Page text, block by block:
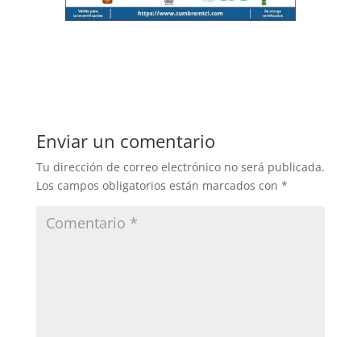
Enviar un comentario
Tu dirección de correo electrónico no será publicada.
Los campos obligatorios están marcados con *